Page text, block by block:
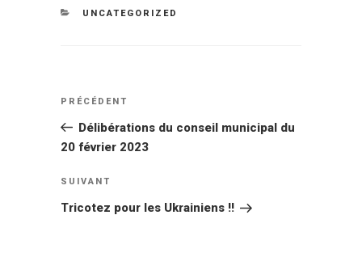
CATÉGORIES
UNCATEGORIZED
Navigation
l’article
Article
précédent
PRÉCÉDENT
Délibérations du conseil municipal du
20 février 2023
Article
suivant
SUIVANT
Tricotez pour les Ukrainiens !!